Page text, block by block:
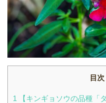
目次
1
【キンギョソウの品種「